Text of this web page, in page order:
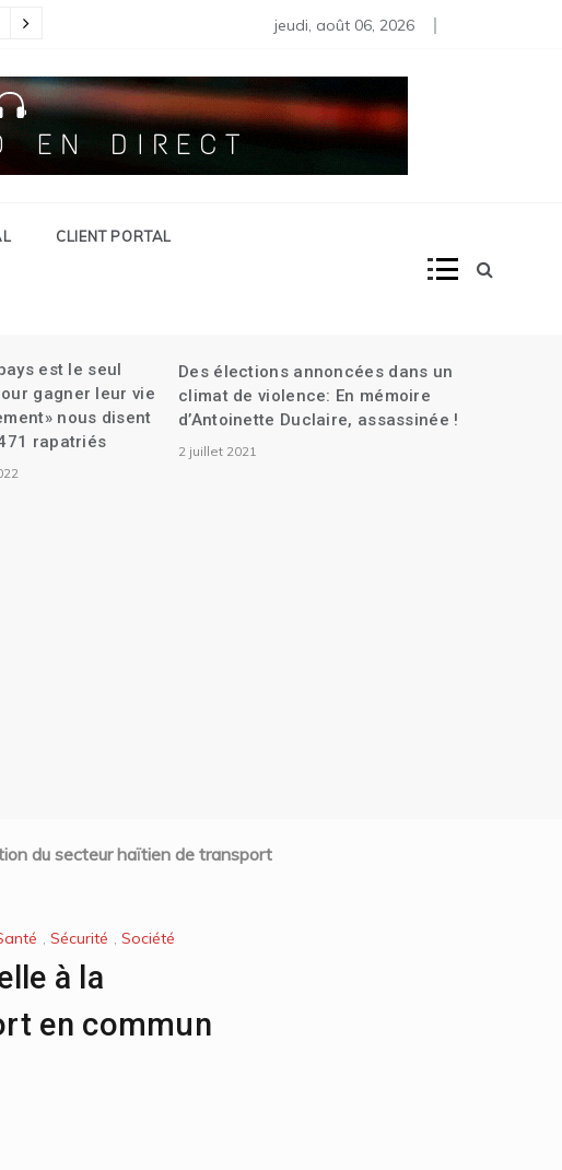
Conille rencontre les dirigeants de Pitit Dessalines| Des
la réforme pénale en Haïti
Installation des membres du Conseil Présidentiel de Transition|
jeudi, août 06, 2026
CLIENT PORTAL
est le seul
gagner leur vie
nous disent
rapatriés
Des élections annoncées dans un
climat de violence: En mémoire
d’Antoinette Duclaire, assassinée !
2 juillet 2021
du secteur haïtien de transport
, Sécurité , Société
à la
en commun